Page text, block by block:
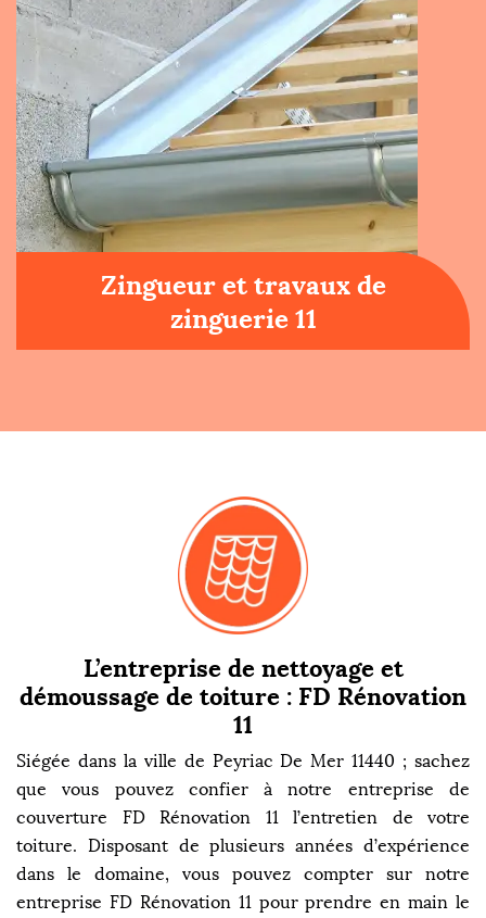
Zingueur et travaux de
zinguerie 11
L’entreprise de nettoyage et
démoussage de toiture : FD Rénovation
11
Siégée dans la ville de Peyriac De Mer 11440 ; sachez
que vous pouvez confier à notre entreprise de
couverture FD Rénovation 11 l’entretien de votre
toiture. Disposant de plusieurs années d’expérience
dans le domaine, vous pouvez compter sur notre
entreprise FD Rénovation 11 pour prendre en main le